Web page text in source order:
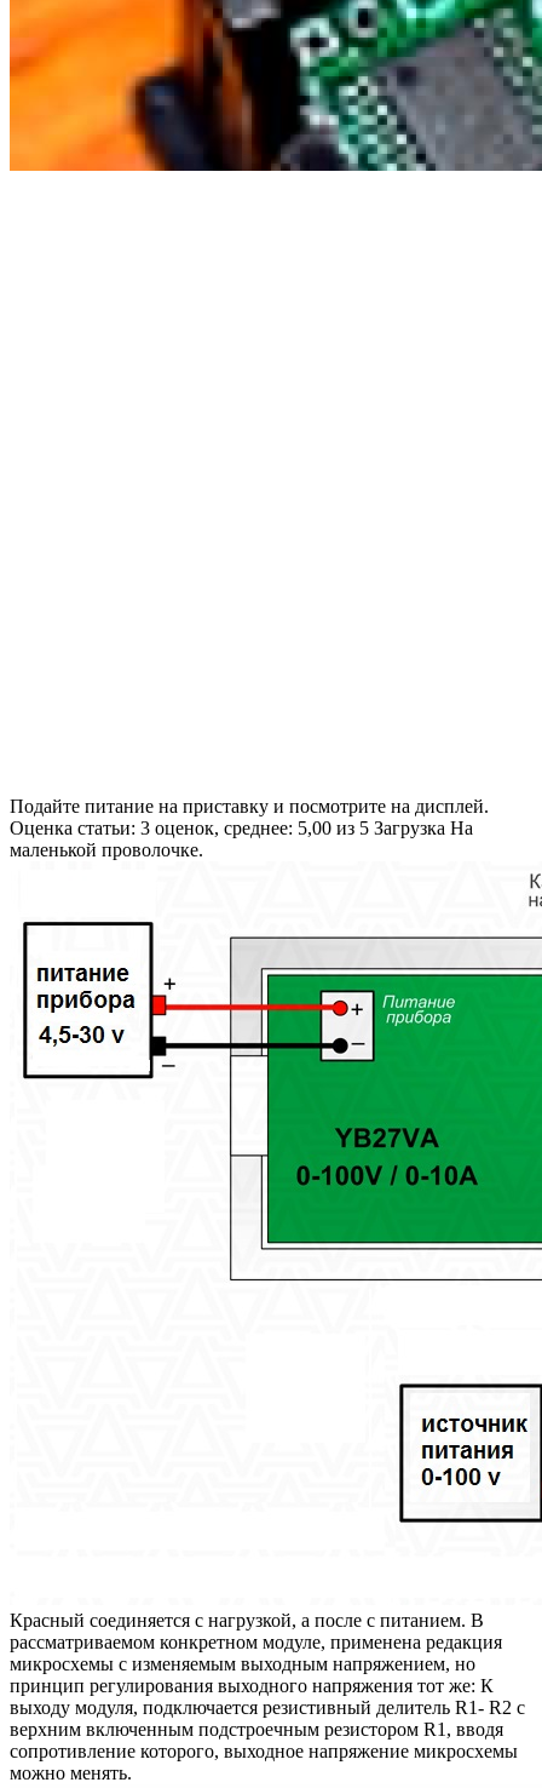
Подайте питание на приставку и посмотрите на дисплей.
Оценка статьи: 3 оценок, среднее: 5,00 из 5 Загрузка На
маленькой проволочке.
Красный соединяется с нагрузкой, а после с питанием. В
рассматриваемом конкретном модуле, применена редакция
микросхемы с изменяемым выходным напряжением, но
принцип регулирования выходного напряжения тот же: К
выходу модуля, подключается резистивный делитель R1- R2 с
верхним включенным подстроечным резистором R1, вводя
сопротивление которого, выходное напряжение микросхемы
можно менять.